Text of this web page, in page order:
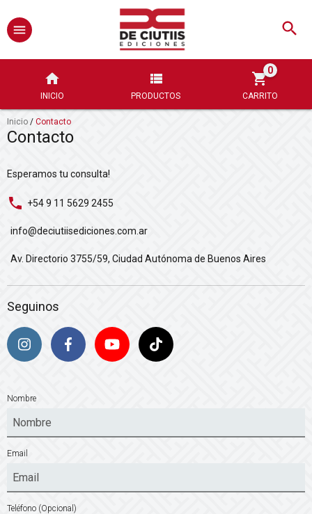
INICIO PRODUCTOS CARRITO
0
Inicio / Contacto
Contacto
Esperamos tu consulta!
+54 9 11 5629 2455
info@deciutiisediciones.com.ar
Av. Directorio 3755/59, Ciudad Autónoma de Buenos Aires
Seguinos
Nombre
Email
Teléfono (Opcional)